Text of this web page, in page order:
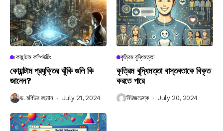
কোয়ান্টাম কম্পিউটিং
কোয়ান্টাম প্রযুক্তির ঝুঁকি গুলি কি
জানেন?
ড. মশিউর রহমান July 21, 2024
কৃত্রিম বুদ্ধিমত্তা
কৃত্রিম বুদ্ধিমত্তা বাস্তবতাকে বিকৃত
করতে পারে
নিউজডেস্ক July 20, 2024